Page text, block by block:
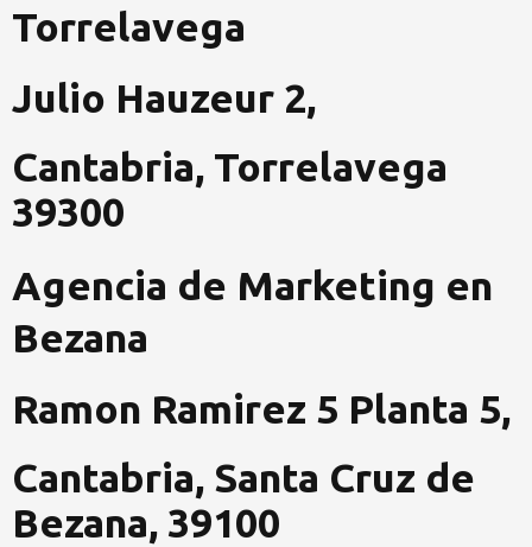
Torrelavega
Julio Hauzeur 2,
Cantabria, Torrelavega
39300
Agencia de Marketing en
Bezana
Ramon Ramirez 5 Planta 5,
Cantabria, Santa Cruz de
Bezana, 39100